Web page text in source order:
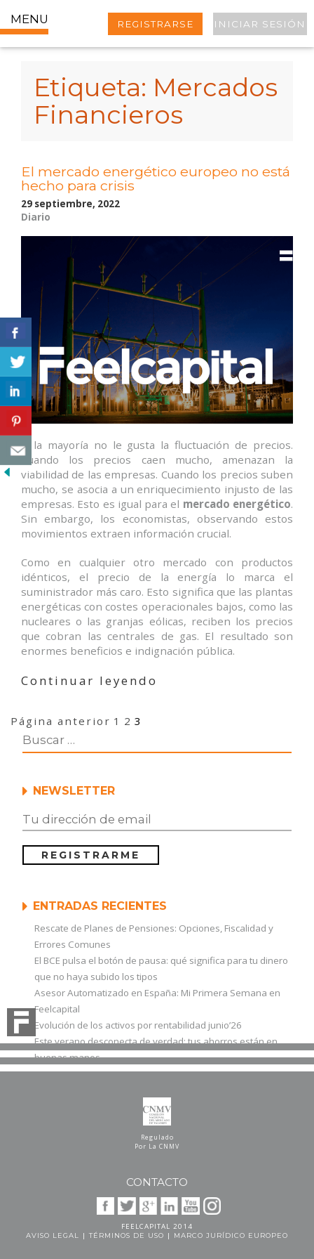
MENU REGISTRARSE INICIAR SESIÓN
Etiqueta: Mercados
Financieros
El mercado energético europeo no está
hecho para crisis
29 septiembre, 2022
Diario
A la mayoría no le gusta la fluctuación de precios.
Cuando los precios caen mucho, amenazan la
viabilidad de las empresas. Cuando los precios suben
mucho, se asocia a un enriquecimiento injusto de las
empresas. Esto es igual para el mercado energético.
Sin embargo, los economistas, observando estos
movimientos extraen información crucial.
Como en cualquier otro mercado con productos
idénticos, el precio de la energía lo marca el
suministrador más caro. Esto significa que las plantas
energéticas con costes operacionales bajos, como las
nucleares o las granjas eólicas, reciben los precios
que cobran las centrales de gas. El resultado son
enormes beneficios e indignación pública.
Continuar leyendo
está
Navegación
de
entradas
Página anterior Página
1 Página
2 Página
3
NEWSLETTER
ENTRADAS RECIENTES
Rescate de Planes de Pensiones: Opciones, Fiscalidad y
Errores Comunes
El BCE pulsa el botón de pausa: qué significa para tu dinero
que no haya subido los tipos
Asesor Automatizado en España: Mi Primera Semana en
Feelcapital
Evolución de los activos por rentabilidad junio’26
Este verano desconecta de verdad: tus ahorros están en
buenas manos
Regulado
Por La CNMV
CONTACTO
FEELCAPITAL 2014
AVISO LEGAL | TÉRMINOS DE USO | MARCO JURÍDICO EUROPEO